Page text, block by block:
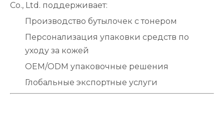
Co., Ltd. поддерживает:
Производство бутылочек с тонером
Персонализация упаковки средств по
уходу за кожей
OEM/ODM упаковочные решения
Глобальные экспортные услуги